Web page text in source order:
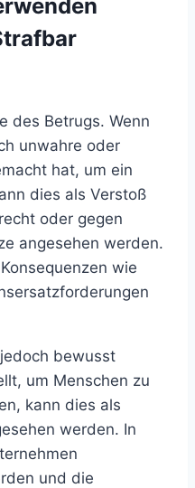
des Betrugs. Wenn
unwahre oder
hat, um ein
dies als Verstoß
oder gegen
angesehen werden.
wie
bewusst
um Menschen zu
kann dies als
werden. In
und die